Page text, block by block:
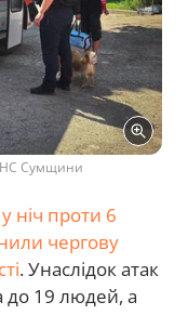
Сумщини
у ніч проти 6
чергову
. Унаслідок атак
до 19 людей, а